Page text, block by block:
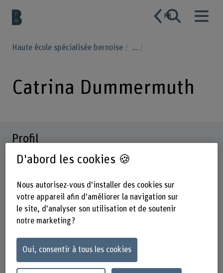
FR
Haute école spécialisée bernoise ...
Catrina Dummermuth
Profil
Catrina Dummermuth
D'abord les cookies 🍪
Nous autorisez-vous d'installer des cookies sur
votre appareil afin d'améliorer la navigation sur
le site, d'analyser son utilisation et de soutenir
notre marketing ?
Oui, consentir à tous les cookies